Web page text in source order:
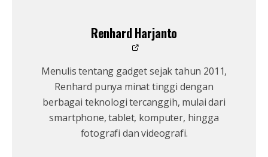
Renhard Harjanto
Menulis tentang gadget sejak tahun 2011,
Renhard punya minat tinggi dengan
berbagai teknologi tercanggih, mulai dari
smartphone, tablet, komputer, hingga
fotografi dan videografi.